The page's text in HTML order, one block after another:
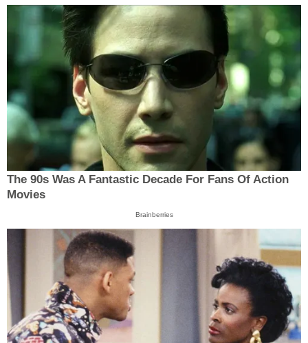
The 90s Was A Fantastic Decade For Fans Of Action
Movies
Brainberries